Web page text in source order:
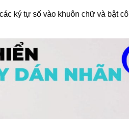
ký tự số vào khuôn chữ và bật